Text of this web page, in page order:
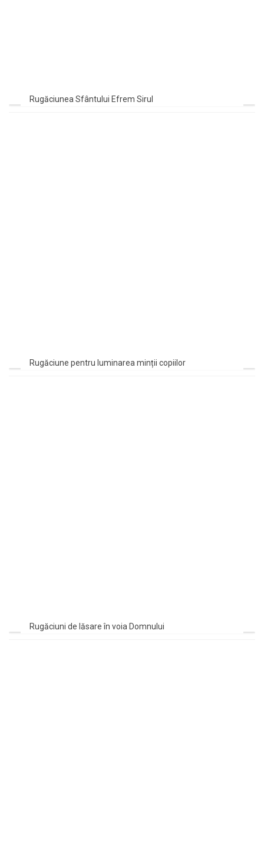
Rugăciunea Sfântului Efrem Sirul
Rugăciune pentru luminarea minții copiilor
Rugăciuni de lăsare în voia Domnului